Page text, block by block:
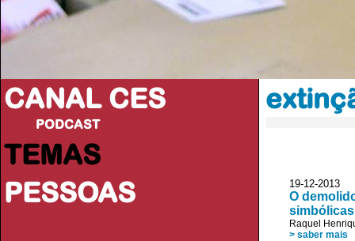
CANAL CES
PODCAST
TEMAS
PESSOAS
19-12-
O
simbólicas
Raquel
> saber mais